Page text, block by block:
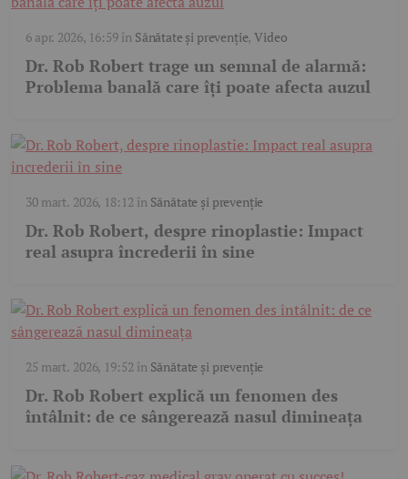
6 apr. 2026, 16:59în Sănătate și prevenție,Video
Dr. Rob Robert trage un semnal de alarmă:
Problema banală care îți poate afecta auzul
30 mart. 2026, 18:12 în Sănătate și prevenție
Dr. Rob Robert, despre rinoplastie: Impact
real asupra încrederii în sine
25 mart. 2026, 19:52 în Sănătate și prevenție
Dr. Rob Robert explică un fenomen des
întâlnit: de ce sângerează nasul dimineața